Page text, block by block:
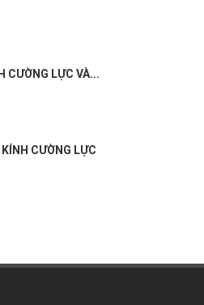
CƯỜNG LỰC VÀ...
CƯỜNG LỰC